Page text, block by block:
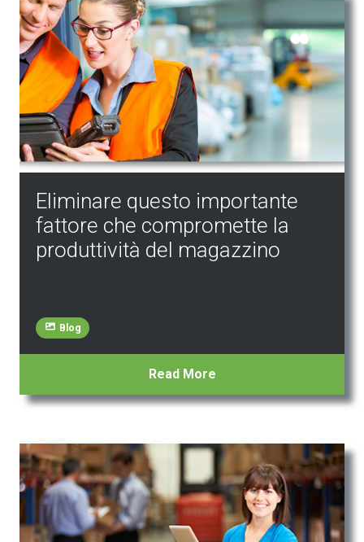
Eliminare questo importante
fattore che compromette la
produttività del magazzino
Blog
Read More